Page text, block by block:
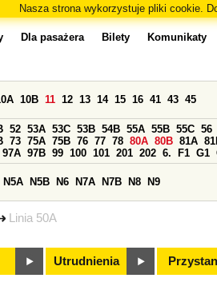
Nasza strona wykorzystuje pliki cookie.
Linia 50A
Dla pasażera Bilety Komunikaty
10B 11 12 13 14 15 16 41 43 45
52 53A 53C 53B 54B 55A 55B 55C 56
73 75A 75B 76 77 78 80A 80B 81A
97A 97B 99 100 101 201 202 6. F1 G1
N5A N5B N6 N7A N7B N8 N9
Utrudnienia